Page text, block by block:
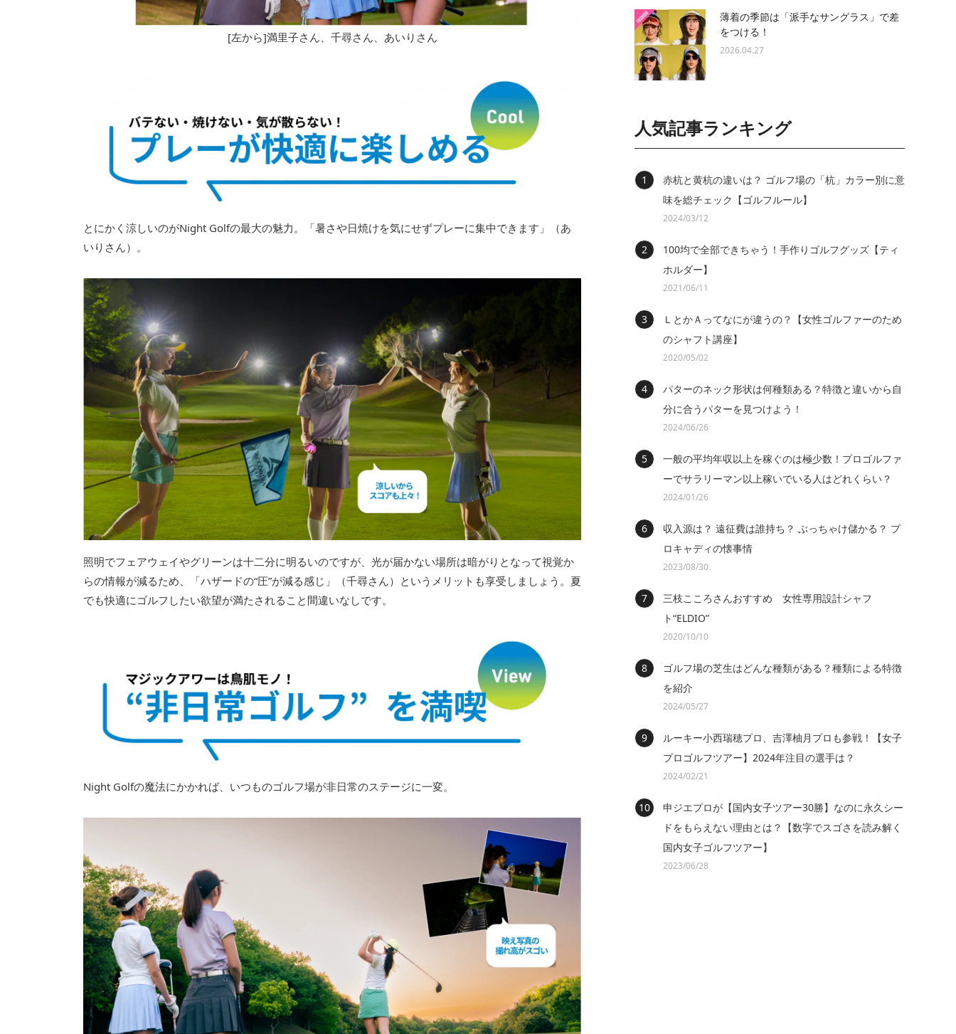
[左から]満里子さん、千尋さん、あいりさん
とにかく涼しいのがNight Golfの最大の魅力。「暑さや日焼けを気にせずプレーに集中できます」（あ
いりさん）。
照明でフェアウェイやグリーンは十二分に明るいのですが、光が届かない場所は暗がりとなって視覚か
らの情報が減るため、「ハザードの“圧”が減る感じ」（千尋さん）というメリットも享受しましょう。夏
でも快適にゴルフしたい欲望が満たされること間違いなしです。
Night Golfの魔法にかかれば、いつものゴルフ場が非日常のステージに一変。
薄着の季節は「派手なサングラス」で差
をつける！
2026.04.27
人気記事ランキング
赤杭と黄杭の違いは？ ゴルフ場の「杭」カラー別に意
味を総チェック【ゴルフルール】
2024/03/12
100均で全部できちゃう！手作りゴルフグッズ【ティ
ホルダー】
2021/06/11
ＬとかＡってなにが違うの？【女性ゴルファーのため
のシャフト講座】
2020/05/02
パターのネック形状は何種類ある？特徴と違いから自
分に合うパターを見つけよう！
2024/06/26
一般の平均年収以上を稼ぐのは極少数！プロゴルファ
ーでサラリーマン以上稼いでいる人はどれくらい？
2024/01/26
収入源は？ 遠征費は誰持ち？ ぶっちゃけ儲かる？ プ
ロキャディの懐事情
2023/08/30
三枝こころさんおすすめ 女性専用設計シャフ
ト“ELDIO”
2020/10/10
ゴルフ場の芝生はどんな種類がある？種類による特徴
を紹介
2024/05/27
ルーキー小西瑞穂プロ、吉澤柚月プロも参戦！【女子
プロゴルフツアー】2024年注目の選手は？
2024/02/21
申ジエプロが【国内女子ツアー30勝】なのに永久シー
ドをもらえない理由とは？【数字でスゴさを読み解く
国内女子ゴルフツアー】
2023/06/28